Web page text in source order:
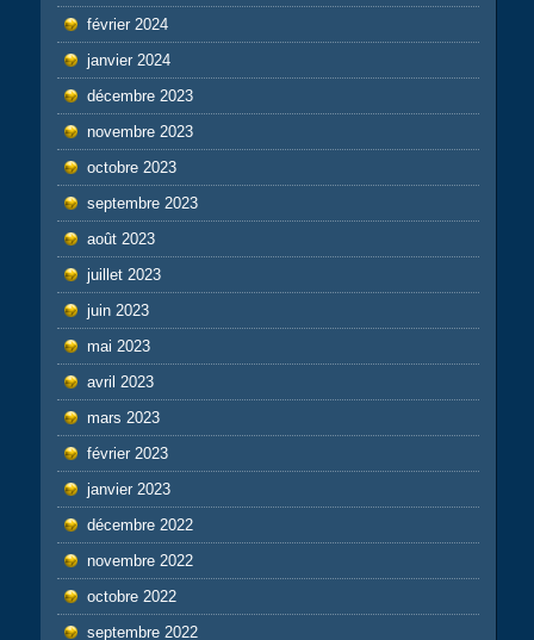
février 2024
janvier 2024
décembre 2023
novembre 2023
octobre 2023
septembre 2023
août 2023
juillet 2023
juin 2023
mai 2023
avril 2023
mars 2023
février 2023
janvier 2023
décembre 2022
novembre 2022
octobre 2022
septembre 2022